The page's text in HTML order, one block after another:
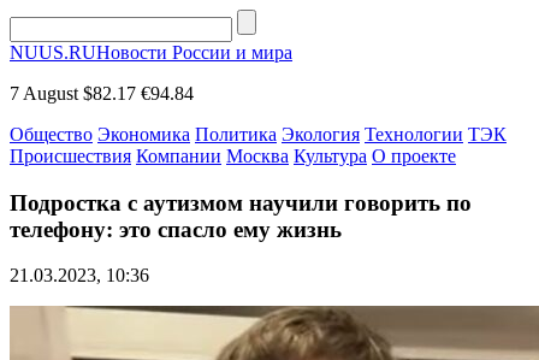
NUUS.RUНовости России и мира
7 August $82.17 €94.84
Общество Экономика Политика Экология Технологии ТЭК
Происшествия Компании Москва Культура О проекте
Подростка с аутизмом научили говорить по
телефону: это спасло ему жизнь
21.03.2023, 10:36